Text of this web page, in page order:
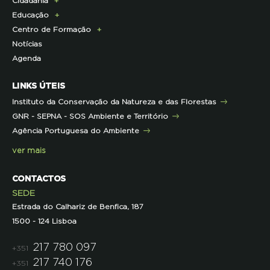
Infraestruturas
Contactos e Localização
Representações
Projetos cofinanciados pela UE
Outros Projetos
Histórico de Projetos
Clipping
Press Kit
Campanhas
ECOs-Locais
Dicas úteis
Iniciativas
Pareceres
Parcerias
Projetos
Semana do Jornalismo de Ambiente 2023
Educação
Área dos Professores
Recursos Pedagógicos
Literacia para a Floresta
Projetos
Centro de Formação
Formação Certificada
Formação Contínua para Professores
Outras Formações
Notícias
Agenda
LINKS ÚTEIS
Instituto da Conservação da Natureza e das Florestas
GNR - SEPNA - SOS Ambiente e Território
Agência Portuguesa do Ambiente
ver mais
CONTACTOS
SEDE
Estrada do Calhariz de Benfica, 187
1500 - 124 Lisboa
+351 217 780 097
+351 217 740 176